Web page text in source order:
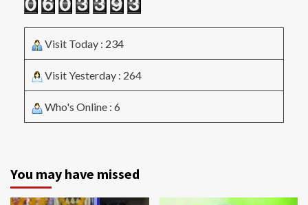
Visit Today : 234
Visit Yesterday : 264
Who's Online : 6
You may have missed